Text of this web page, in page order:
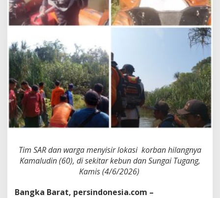
e
b
,
T
i
m
S
A
R
B
P
D
B
a
n
k
Tim SAR dan warga menyisir lokasi korban hilangnya
Kamaludin (60), di sekitar kebun dan Sungai Tugang,
Kamis (4/6/2026)
Bangka Barat, persindonesia.com –